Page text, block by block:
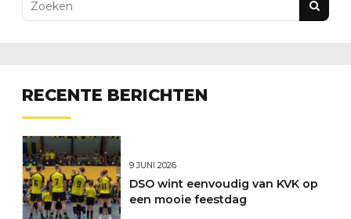
RECENTE BERICHTEN
9 JUNI 2026
DSO wint eenvoudig van KVK op
een mooie feestdag